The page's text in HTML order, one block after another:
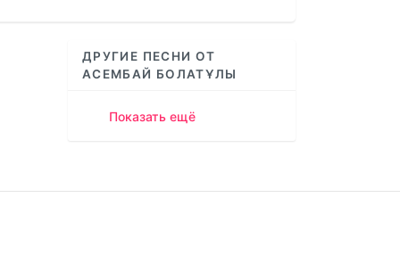
ДРУГИЕ ПЕСНИ ОТ
АСЕМБАЙ БОЛАТҰЛЫ
Показать ещё